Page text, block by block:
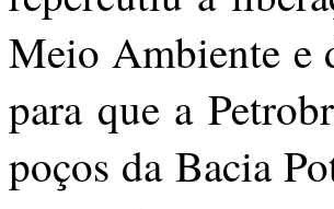
Meio Ambiente e
para que a
poços da Bacia